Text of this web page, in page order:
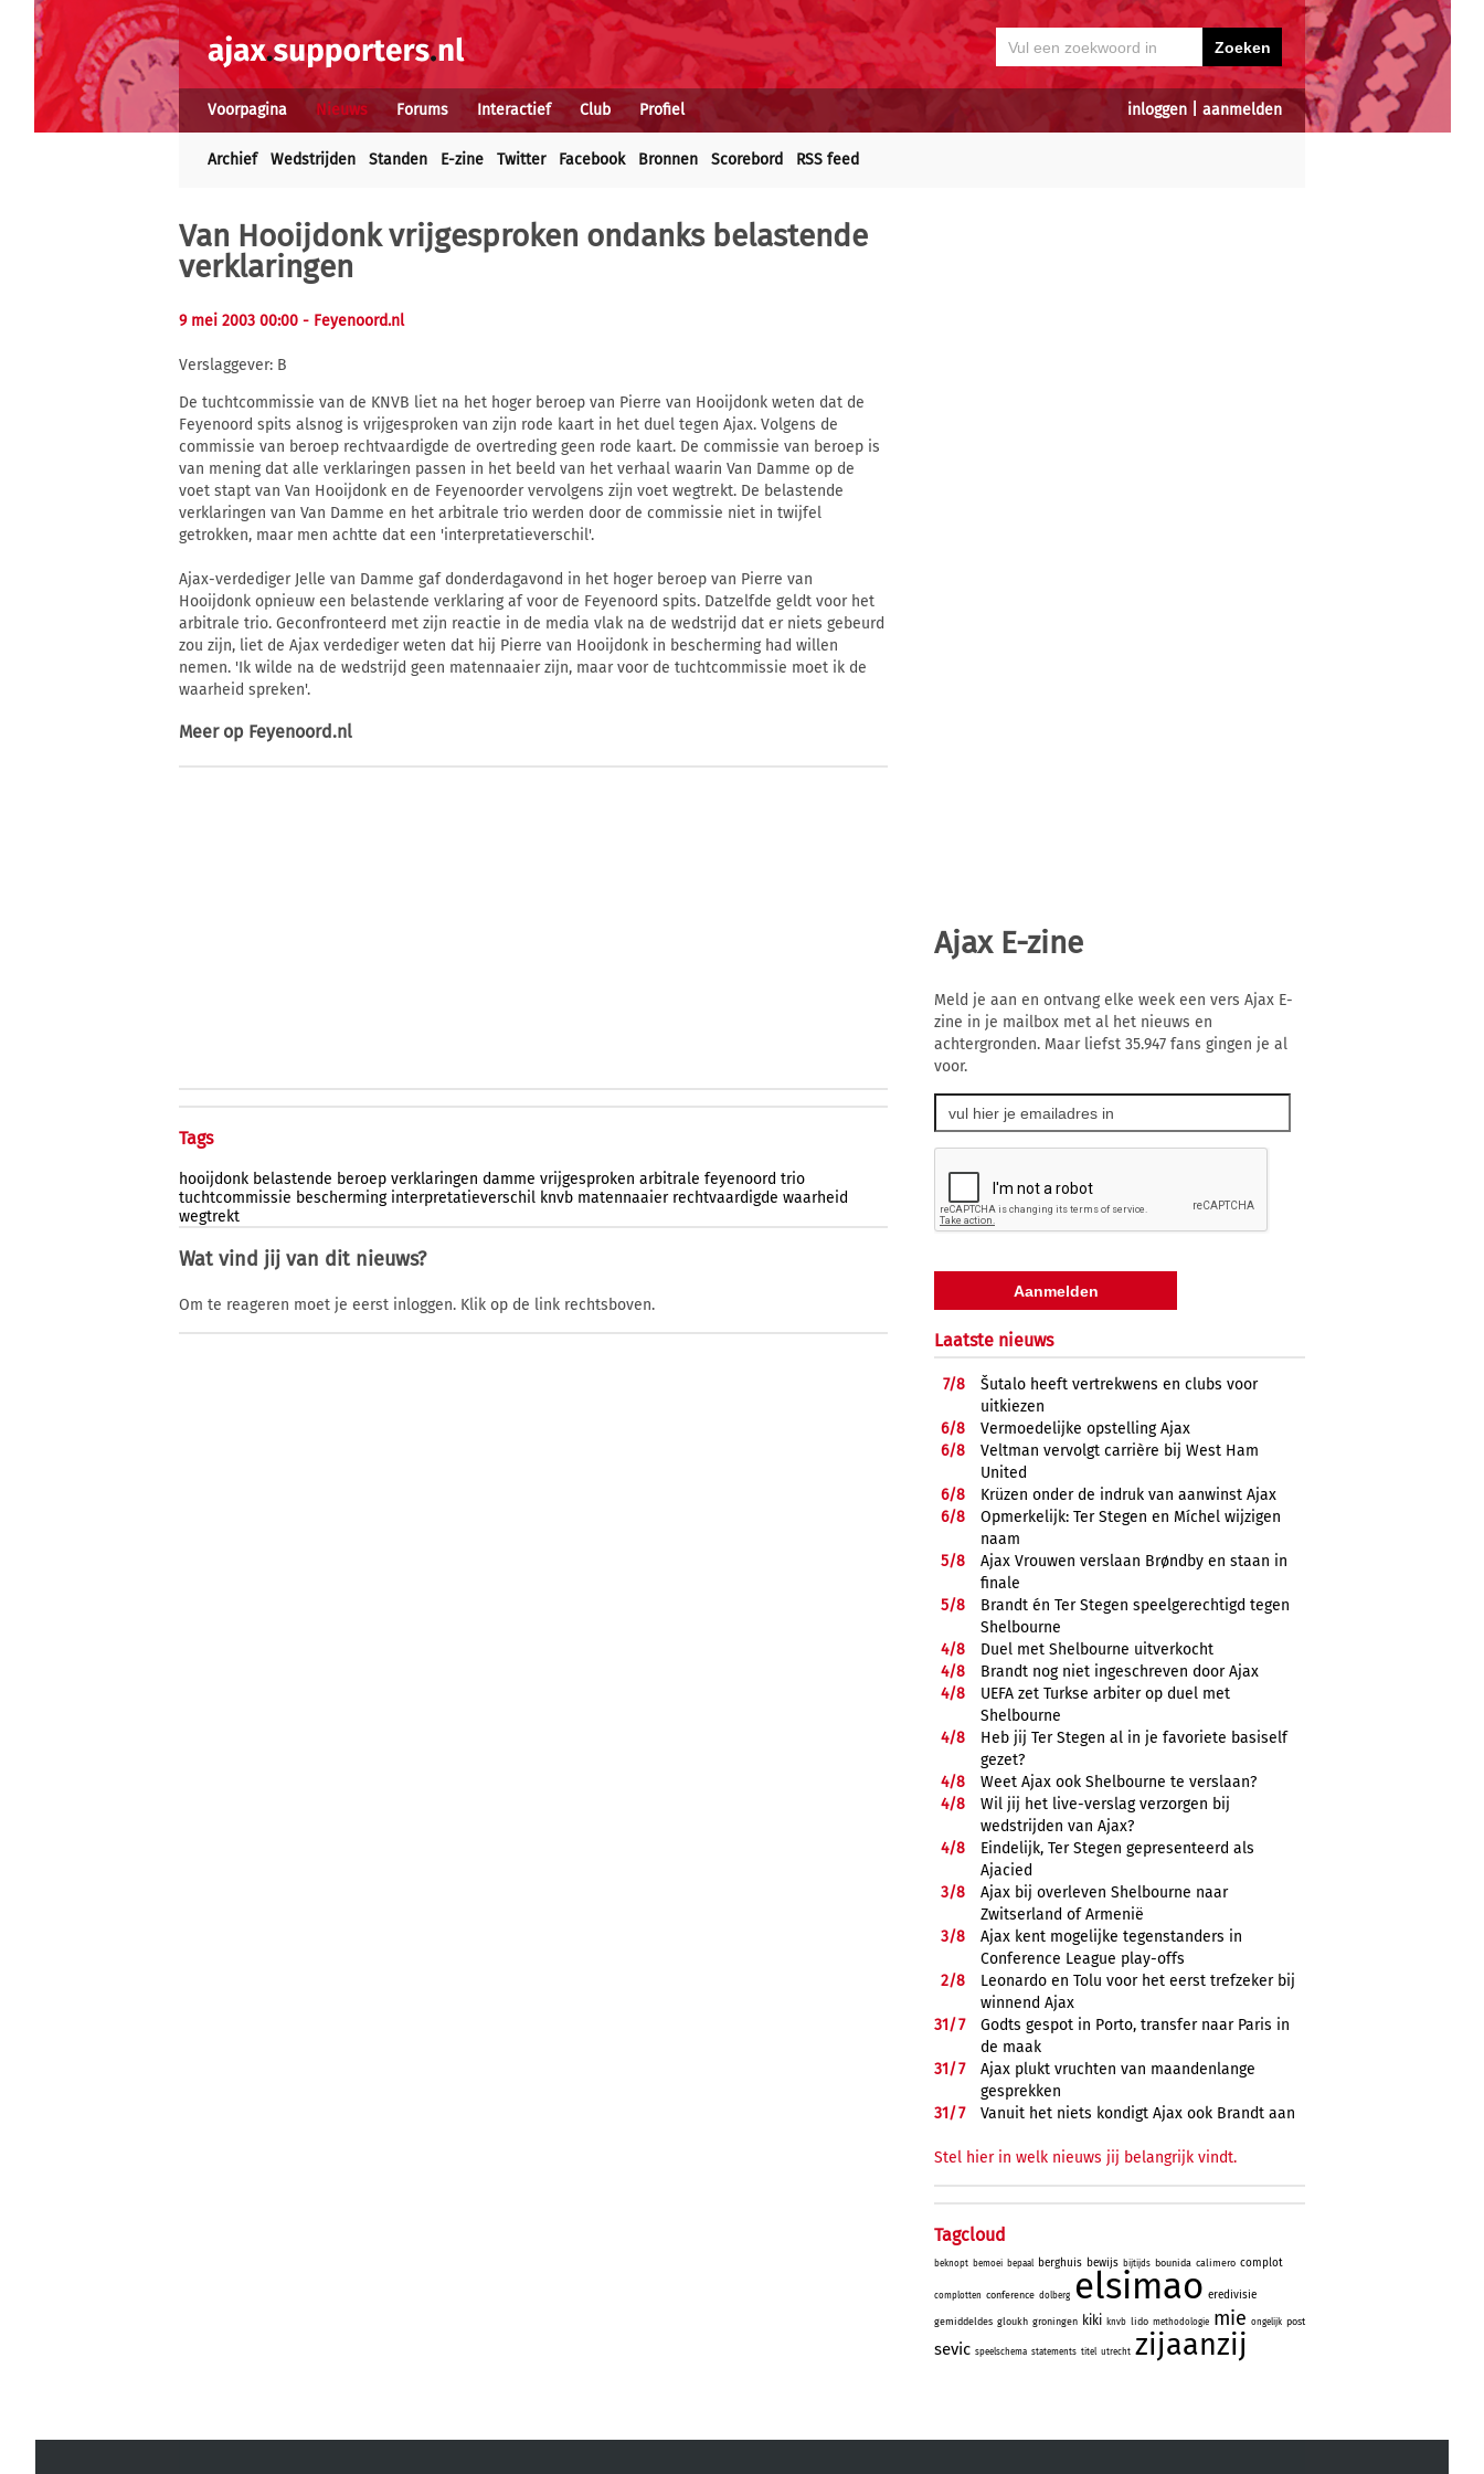
inloggen aanmelden
Voorpagina Nieuws Forums Interactief Club Profiel
Archief Wedstrijden Standen E-zine Twitter Facebook Bronnen Scorebord RSS feed
Van Hooijdonk vrijgesproken ondanks belastende
verklaringen
9 mei 2003 00:00 - Feyenoord.nl
Verslaggever: B
De tuchtcommissie van de KNVB liet na het hoger beroep van Pierre van Hooijdonk weten dat de
Feyenoord spits alsnog is vrijgesproken van zijn rode kaart in het duel tegen Ajax. Volgens de
commissie van beroep rechtvaardigde de overtreding geen rode kaart. De commissie van beroep is
van mening dat alle verklaringen passen in het beeld van het verhaal waarin Van Damme op de
voet stapt van Van Hooijdonk en de Feyenoorder vervolgens zijn voet wegtrekt. De belastende
verklaringen van Van Damme en het arbitrale trio werden door de commissie niet in twijfel
getrokken, maar men achtte dat een 'interpretatieverschil'.
Ajax-verdediger Jelle van Damme gaf donderdagavond in het hoger beroep van Pierre van
Hooijdonk opnieuw een belastende verklaring af voor de Feyenoord spits. Datzelfde geldt voor het
arbitrale trio. Geconfronteerd met zijn reactie in de media vlak na de wedstrijd dat er niets gebeurd
zou zijn, liet de Ajax verdediger weten dat hij Pierre van Hooijdonk in bescherming had willen
nemen. 'Ik wilde na de wedstrijd geen matennaaier zijn, maar voor de tuchtcommissie moet ik de
waarheid spreken'.
Meer op Feyenoord.nl
Tags
hooijdonk belastende beroep verklaringen damme vrijgesproken arbitrale feyenoord trio
tuchtcommissie bescherming interpretatieverschil knvb matennaaier rechtvaardigde waarheid
wegtrekt
Wat vind jij van dit nieuws?
Om te reageren moet je eerst inloggen. Klik op de link rechtsboven.
Ajax E-zine
Meld je aan en ontvang elke week een vers Ajax E-
zine in je mailbox met al het nieuws en
achtergronden. Maar liefst 35.947 fans gingen je al
voor.
Laatste nieuws
7/8
Šutalo heeft vertrekwens en clubs voor
uitkiezen
6/8
Vermoedelijke opstelling Ajax
6/8
Veltman vervolgt carrière bij West Ham
United
6/8
Krüzen onder de indruk van aanwinst Ajax
6/8
Opmerkelijk: Ter Stegen en Míchel wijzigen
naam
5/8
Ajax Vrouwen verslaan Brøndby en staan in
finale
5/8
Brandt én Ter Stegen speelgerechtigd tegen
Shelbourne
4/8
Duel met Shelbourne uitverkocht
4/8
Brandt nog niet ingeschreven door Ajax
4/8
UEFA zet Turkse arbiter op duel met
Shelbourne
4/8
Heb jij Ter Stegen al in je favoriete basiself
gezet?
4/8
Weet Ajax ook Shelbourne te verslaan?
4/8
Wil jij het live-verslag verzorgen bij
wedstrijden van Ajax?
4/8
Eindelijk, Ter Stegen gepresenteerd als
Ajacied
3/8
Ajax bij overleven Shelbourne naar
Zwitserland of Armenië
3/8
Ajax kent mogelijke tegenstanders in
Conference League play-offs
2/8
Leonardo en Tolu voor het eerst trefzeker bij
winnend Ajax
31/7
Godts gespot in Porto, transfer naar Paris in
de maak
31/7
Ajax plukt vruchten van maandenlange
gesprekken
31/7 Vanuit het niets kondigt Ajax ook Brandt aan
Stel hier in welk nieuws jij belangrijk vindt.
Tagcloud
beknopt bemoei bepaal berghuis bewijs bijtijds bounida calimero complot
complotten conference dolberg elsimao eredivisie
gemiddeldes gloukh groningen kiki knvb lido methodologie mie ongelijk post
sevic speelschema statements titel utrecht zijaanzij